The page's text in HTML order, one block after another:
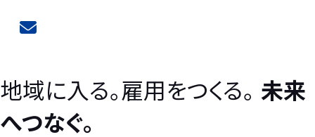
地域に入る。雇用をつくる。 未来
へつなぐ。